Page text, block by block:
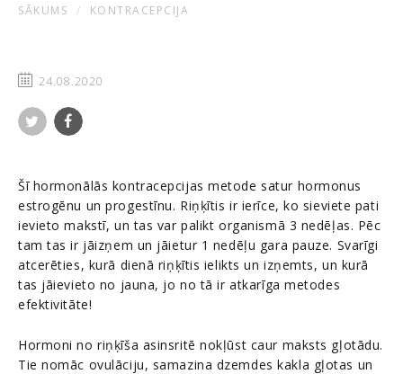
SĀKUMS KONTRACEPCIJA
24.08.2020
Šī hormonālās kontracepcijas metode satur hormonus
estrogēnu un progestīnu. Riņķītis ir ierīce, ko sieviete pati
ievieto makstī, un tas var palikt organismā 3 nedēļas. Pēc
tam tas ir jāizņem un jāietur 1 nedēļu gara pauze. Svarīgi
atcerēties, kurā dienā riņķītis ielikts un izņemts, un kurā
tas jāievieto no jauna, jo no tā ir atkarīga metodes
efektivitāte!
Hormoni no riņķīša asinsritē nokļūst caur maksts gļotādu.
Tie nomāc ovulāciju, samazina dzemdes kakla gļotas un